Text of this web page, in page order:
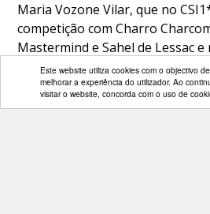
Este website utiliza cookies com o objectivo de
melhorar a experiência do utilizador. Ao
visitar o website, concorda com o uso de
Maria Vozone Vilar, que no
competição com Charro
Mastermind e Sahel de Lessac e
com Une de Printemps.